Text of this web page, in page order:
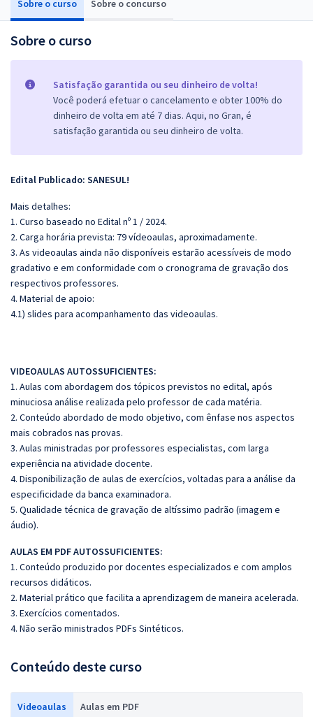
Sobre o curso Sobre o concurso
Sobre o curso
Satisfação garantida ou seu dinheiro de volta!
Você poderá efetuar o cancelamento e obter 100% do
dinheiro de volta em até 7 dias. Aqui, no Gran, é
satisfação garantida ou seu dinheiro de volta.
Edital Publicado: SANESUL!
Mais detalhes:
1. Curso baseado no Edital nº 1 / 2024.
2. Carga horária prevista: 79 vídeoaulas, aproximadamente.
3. As videoaulas ainda não disponíveis estarão acessíveis de modo
gradativo e em conformidade com o cronograma de gravação dos
respectivos professores.
4. Material de apoio:
4.1) slides para acompanhamento das videoaulas.
VIDEOAULAS AUTOSSUFICIENTES:
1. Aulas com abordagem dos tópicos previstos no edital, após
minuciosa análise realizada pelo professor de cada matéria.
2. Conteúdo abordado de modo objetivo, com ênfase nos aspectos
mais cobrados nas provas.
3. Aulas ministradas por professores especialistas, com larga
experiência na atividade docente.
4. Disponibilização de aulas de exercícios, voltadas para a análise da
especificidade da banca examinadora.
5. Qualidade técnica de gravação de altíssimo padrão (imagem e
áudio).
AULAS EM PDF AUTOSSUFICIENTES:
1. Conteúdo produzido por docentes especializados e com amplos
recursos didáticos.
2. Material prático que facilita a aprendizagem de maneira acelerada.
3. Exercícios comentados.
4. Não serão ministrados PDFs Sintéticos.
Conteúdo deste curso
Videoaulas Aulas em PDF